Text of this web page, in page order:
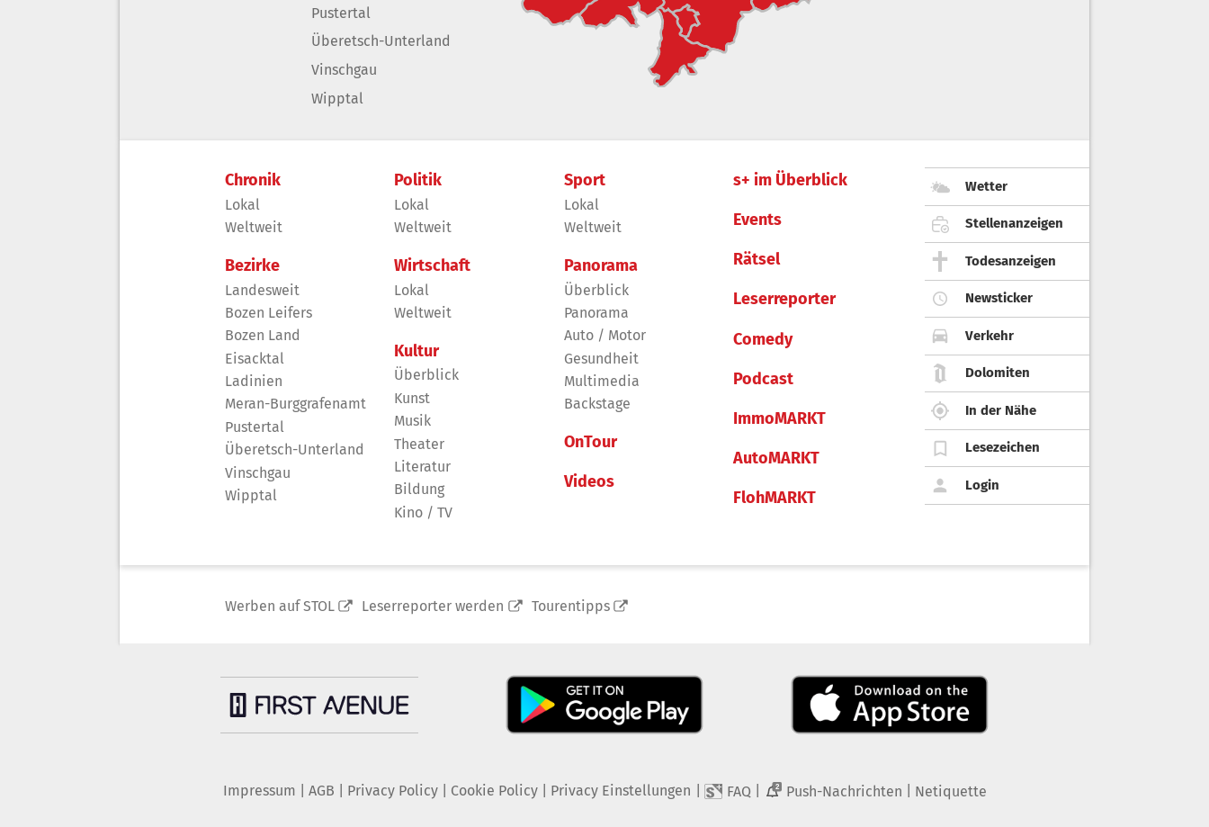
Pustertal
Überetsch-Unterland
Vinschgau
Wipptal
Chronik
Lokal
Weltweit
Bezirke
Landesweit
Bozen Leifers
Bozen Land
Eisacktal
Ladinien
Meran-Burggrafenamt
Pustertal
Überetsch-Unterland
Vinschgau
Wipptal
Politik
Lokal
Weltweit
Wirtschaft
Lokal
Weltweit
Kultur
Überblick
Kunst
Musik
Theater
Literatur
Bildung
Kino / TV
Sport
Lokal
Weltweit
Panorama
Überblick
Panorama
Auto / Motor
Gesundheit
Multimedia
Backstage
OnTour
Videos
s+ im Überblick
Events
Rätsel
Leserreporter
Comedy
Podcast
ImmoMARKT
AutoMARKT
FlohMARKT
Wetter
Stellenanzeigen
Todesanzeigen
Newsticker
Verkehr
Dolomiten
In der Nähe
Lesezeichen
Login
Werben auf STOL Leserreporter werden Tourentipps
Impressum AGB Privacy Policy| Cookie Policy| Privacy Einstellungen FAQ 2 Push-Nachrichten Netiquette